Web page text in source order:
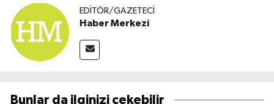
EDITÖR/GAZETECI
Haber Merkezi
Bunlar da ilginizi çekebilir